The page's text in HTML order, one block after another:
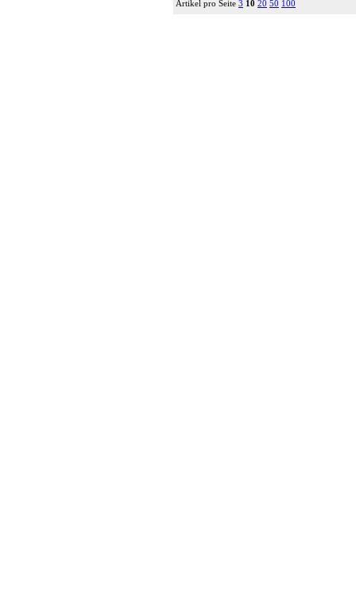
Artikel pro Seite 3 10 20 50 100